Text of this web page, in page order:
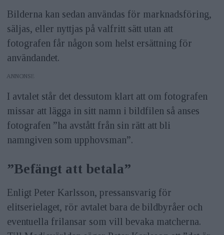
Bilderna kan sedan användas för marknadsföring,
säljas, eller nyttjas på valfritt sätt utan att
fotografen får någon som helst ersättning för
användandet.
ANNONS
I avtalet står det dessutom klart att om fotografen
missar att lägga in sitt namn i bildfilen så anses
fotografen ”ha avstått från sin rätt att bli
namngiven som upphovsman”.
”Befängt att betala”
Enligt Peter Karlsson, pressansvarig för
elitserielaget, rör avtalet bara de bildbyråer och
eventuella frilansar som vill bevaka matcherna.